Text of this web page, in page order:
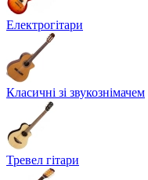
Електрогітари
Класичні зі звукознімачем
Тревел гітари